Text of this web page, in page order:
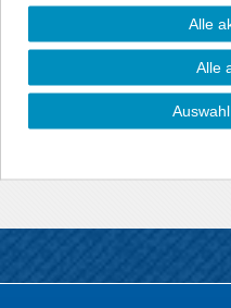
• hergestellt aus schwarzem
• CNC gefräst für eine hohe
• einfache und schnelle
• mit Abkantung, deckt auch
• lackierbar
Alle
Alle